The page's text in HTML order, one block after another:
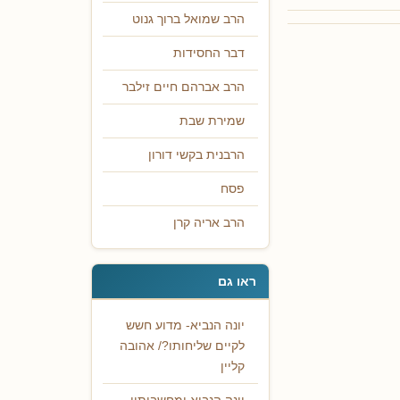
הרב שמואל ברוך גנוט
דבר החסידות
הרב אברהם חיים זילבר
שמירת שבת
הרבנית בקשי דורון
פסח
הרב אריה קרן
ראו גם
יונה הנביא- מדוע חשש
לקיים שליחותו?/ אהובה
קליין